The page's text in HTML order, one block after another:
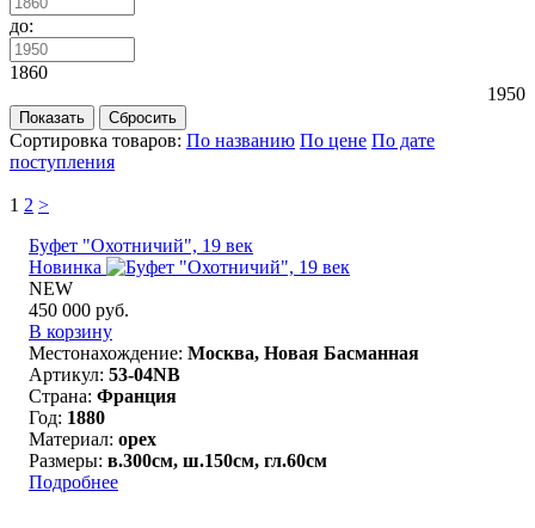
до:
1860
1950
Сортировка товаров: По названию По цене По дате
поступления
1 2 >
Буфет "Охотничий", 19 век
Новинка
NEW
450 000 руб.
В корзину
Местонахождение: Москва, Новая Басманная
Артикул: 53-04NB
Страна: Франция
Год: 1880
Материал: орех
Размеры: в.300см, ш.150см, гл.60см
Подробнее